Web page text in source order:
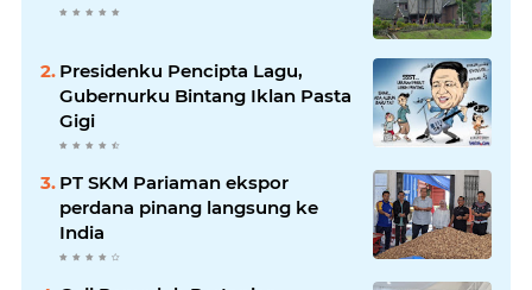
Presidenku Pencipta Lagu,
Gubernurku Bintang Iklan Pasta
Gigi
PT SKM Pariaman ekspor
perdana pinang langsung ke
India